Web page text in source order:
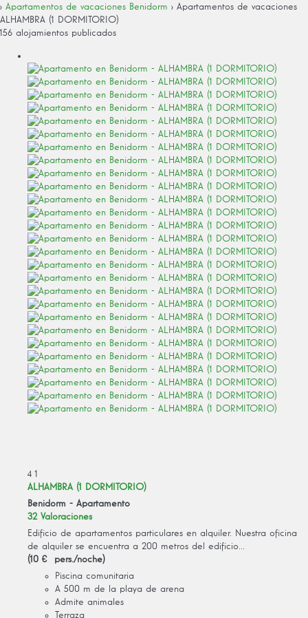
› Apartamentos de vacaciones Benidorm › Apartamentos de vacaciones
ALHAMBRA (1 DORMITORIO)
156 alojamientos publicados
4 1
ALHAMBRA (1 DORMITORIO)
Benidorm - Apartamento
32 Valoraciones
Edificio de apartamentos particulares en alquiler. Nuestra oficina
de alquiler se encuentra a 200 metros del edificio...
(10 € pers./noche)
Piscina comunitaria
A 500 m de la playa de arena
Admite animales
Terraza